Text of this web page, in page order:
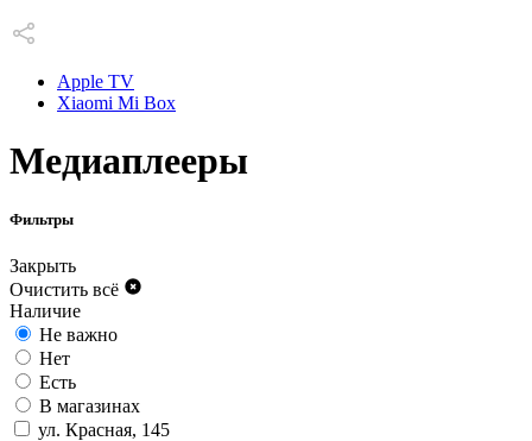
Apple TV
Xiaomi Mi Box
Медиаплееры
Фильтры
Закрыть
Очистить всё
Наличие
Не важно
Нет
Есть
В магазинах
ул. Красная, 145